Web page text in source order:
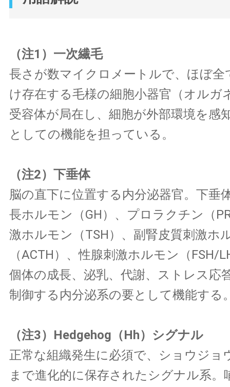
（注1）一次繊毛
長さが数マイクロメートルで、ほぼ全
け存在する毛様の細胞小器官（オルガ
受容体が局在し、細胞が外部環境を感
としての機能を担っている。
（注2）下垂体
脳の直下に位置する内分泌器官。下垂
長ホルモン（GH）、プロラクチン（
激ホルモン（TSH）、副腎皮質刺激ホ
（ACTH）、性腺刺激ホルモン（FSH/
個体の成長、泌乳、代謝、ストレス応
制御する内分泌系の要として機能する
（注3）Hedgehog（Hh）シグナル
正常な組織発生に必須で、ショウジョ
まで進化的に保存されたシグナル系。